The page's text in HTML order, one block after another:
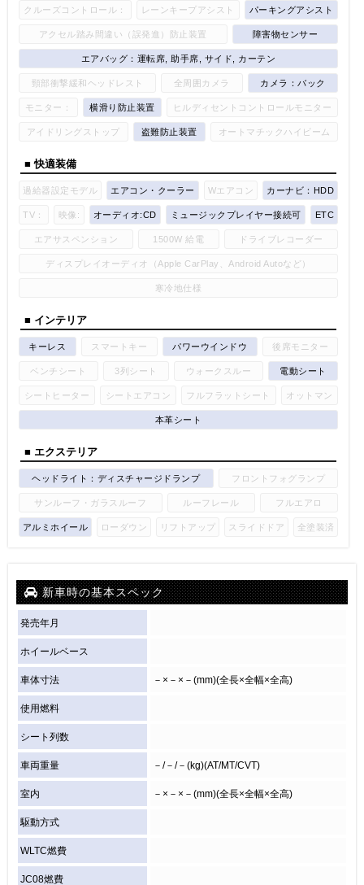
クルーズコントロール： レーンキープアシスト パーキングアシスト
アクセル踏み間違い（誤発進）防止装置 障害物センサー
エアバッグ：運転席, 助手席, サイド, カーテン
頸部衝撃緩和ヘッドレスト 全周囲カメラ カメラ：バック
モニター： 横滑り防止装置 ヒルディセントコントロールモニター
アイドリングストップ 盗難防止装置 オートマチックハイビーム
■ 快適装備
過給器設定モデル エアコン・クーラー Wエアコン カーナビ：HDD
TV： 映像: オーディオ:CD ミュージックプレイヤー接続可 ETC
エアサスペンション 1500W 給電 ドライブレコーダー
ディスプレイオーディオ（Apple CarPlay、Android Autoなど）
寒冷地仕様
■ インテリア
キーレス スマートキー パワーウインドウ 後席モニター
ベンチシート 3列シート ウォークスルー 電動シート
シートヒーター シートエアコン フルフラットシート オットマン
本革シート
■ エクステリア
ヘッドライト：ディスチャージドランプ フロントフォグランプ
サンルーフ・ガラスルーフ ルーフレール フルエアロ
アルミホイール ローダウン リフトアップ スライドドア 全塗装済
新車時の基本スペック
発売年月
ホイールベース
車体寸法 －×－×－(mm)(全長×全幅×全高)
使用燃料
シート列数
車両重量 －/－/－(kg)(AT/MT/CVT)
室内 －×－×－(mm)(全長×全幅×全高)
駆動方式
WLTC燃費
JC08燃費